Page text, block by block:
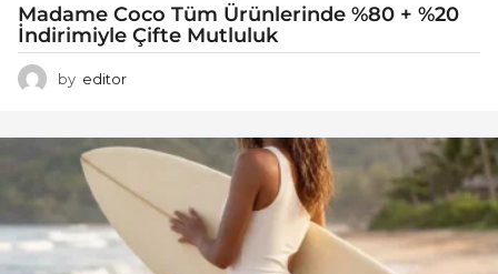
Madame Coco Tüm Ürünlerinde %80 + %20
İndirimiyle Çifte Mutluluk
by editor